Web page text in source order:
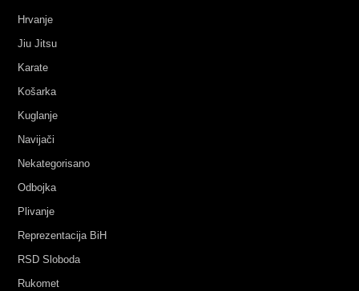
Hrvanje
Jiu Jitsu
Karate
Košarka
Kuglanje
Navijači
Nekategorisano
Odbojka
Plivanje
Reprezentacija BiH
RSD Sloboda
Rukomet